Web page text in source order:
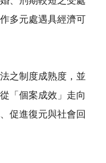
多元處遇具經濟可
之制度成熟度，並
「個案成效」走向
促進復元與社會回